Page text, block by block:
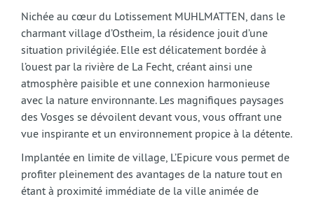
Nichée au cœur du Lotissement MUHLMATTEN, dans le
charmant village d’Ostheim, la résidence jouit d’une
situation privilégiée. Elle est délicatement bordée à
l’ouest par la rivière de La Fecht, créant ainsi une
atmosphère paisible et une connexion harmonieuse
avec la nature environnante. Les magnifiques paysages
des Vosges se dévoilent devant vous, vous offrant une
vue inspirante et un environnement propice à la détente.
Implantée en limite de village, L’Epicure vous permet de
profiter pleinement des avantages de la nature tout en
étant à proximité immédiate de la ville animée de